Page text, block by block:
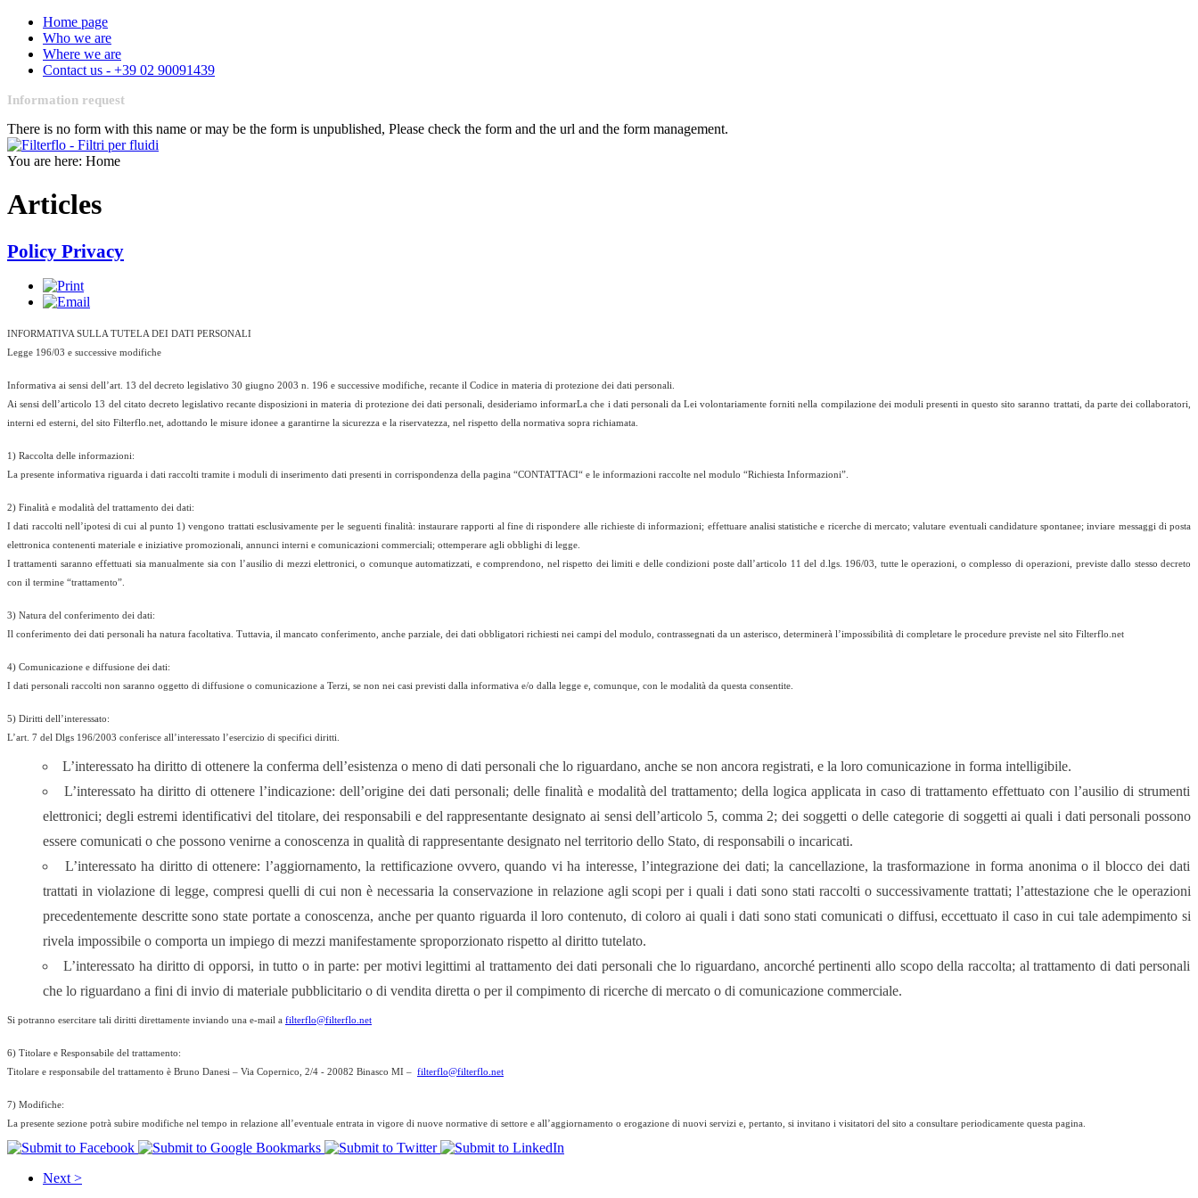
Home page
Who we are
Where we are
Contact us - +39 02 90091439
Information request
There is no form with this name or may be the form is unpublished, Please check the form and the url and the form management.
You are here: Home
Articles
Policy Privacy
INFORMATIVA SULLA TUTELA DEI DATI PERSONALI
Legge 196/03 e successive modifiche
Informativa ai sensi dell’art. 13 del decreto legislativo 30 giugno 2003 n. 196 e successive modifiche, recante il Codice in materia di protezione dei dati personali.
Ai sensi dell’articolo 13 del citato decreto legislativo recante disposizioni in materia di protezione dei dati personali, desideriamo informarLa che i dati personali da Lei volontariamente forniti nella compilazione dei moduli presenti in questo sito saranno trattati, da parte dei collaboratori,
interni ed esterni, del sito Filterflo.net, adottando le misure idonee a garantirne la sicurezza e la riservatezza, nel rispetto della normativa sopra richiamata.
1) Raccolta delle informazioni:
La presente informativa riguarda i dati raccolti tramite i moduli di inserimento dati presenti in corrispondenza della pagina “CONTATTACI“ e le informazioni raccolte nel modulo “Richiesta Informazioni”.
2) Finalità e modalità del trattamento dei dati:
I dati raccolti nell’ipotesi di cui al punto 1) vengono trattati esclusivamente per le seguenti finalità: instaurare rapporti al fine di rispondere alle richieste di informazioni; effettuare analisi statistiche e ricerche di mercato; valutare eventuali candidature spontanee; inviare messaggi di posta
elettronica contenenti materiale e iniziative promozionali, annunci interni e comunicazioni commerciali; ottemperare agli obblighi di legge.
I trattamenti saranno effettuati sia manualmente sia con l’ausilio di mezzi elettronici, o comunque automatizzati, e comprendono, nel rispetto dei limiti e delle condizioni poste dall’articolo 11 del d.lgs. 196/03, tutte le operazioni, o complesso di operazioni, previste dallo stesso decreto
con il termine “trattamento”.
3) Natura del conferimento dei dati:
Il conferimento dei dati personali ha natura facoltativa. Tuttavia, il mancato conferimento, anche parziale, dei dati obbligatori richiesti nei campi del modulo, contrassegnati da un asterisco, determinerà l’impossibilità di completare le procedure previste nel sito Filterflo.net
4) Comunicazione e diffusione dei dati:
I dati personali raccolti non saranno oggetto di diffusione o comunicazione a Terzi, se non nei casi previsti dalla informativa e/o dalla legge e, comunque, con le modalità da questa consentite.
5) Diritti dell’interessato:
L’art. 7 del Dlgs 196/2003 conferisce all’interessato l’esercizio di specifici diritti.
L’interessato ha diritto di ottenere la conferma dell’esistenza o meno di dati personali che lo riguardano, anche se non ancora registrati, e la loro comunicazione in forma intelligibile.
L’interessato ha diritto di ottenere l’indicazione: dell’origine dei dati personali; delle finalità e modalità del trattamento; della logica applicata in caso di trattamento effettuato con l’ausilio di strumenti
elettronici; degli estremi identificativi del titolare, dei responsabili e del rappresentante designato ai sensi dell’articolo 5, comma 2; dei soggetti o delle categorie di soggetti ai quali i dati personali possono
essere comunicati o che possono venirne a conoscenza in qualità di rappresentante designato nel territorio dello Stato, di responsabili o incaricati.
L’interessato ha diritto di ottenere: l’aggiornamento, la rettificazione ovvero, quando vi ha interesse, l’integrazione dei dati; la cancellazione, la trasformazione in forma anonima o il blocco dei dati
trattati in violazione di legge, compresi quelli di cui non è necessaria la conservazione in relazione agli scopi per i quali i dati sono stati raccolti o successivamente trattati; l’attestazione che le operazioni
precedentemente descritte sono state portate a conoscenza, anche per quanto riguarda il loro contenuto, di coloro ai quali i dati sono stati comunicati o diffusi, eccettuato il caso in cui tale adempimento si
rivela impossibile o comporta un impiego di mezzi manifestamente sproporzionato rispetto al diritto tutelato.
L’interessato ha diritto di opporsi, in tutto o in parte: per motivi legittimi al trattamento dei dati personali che lo riguardano, ancorché pertinenti allo scopo della raccolta; al trattamento di dati personali
che lo riguardano a fini di invio di materiale pubblicitario o di vendita diretta o per il compimento di ricerche di mercato o di comunicazione commerciale.
Si potranno esercitare tali diritti direttamente inviando una e-mail a filterflo@filterflo.net
6) Titolare e Responsabile del trattamento:
Titolare e responsabile del trattamento è Bruno Danesi – Via Copernico, 2/4 - 20082 Binasco MI – filterflo@filterflo.net
7) Modifiche:
La presente sezione potrà subire modifiche nel tempo in relazione all’eventuale entrata in vigore di nuove normative di settore e all’aggiornamento o erogazione di nuovi servizi e, pertanto, si invitano i visitatori del sito a consultare periodicamente questa pagina.
Next >